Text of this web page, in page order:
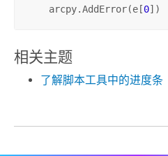
    arcpy.AddError(e[
0])
相关主题
了解脚本工具中的进度条